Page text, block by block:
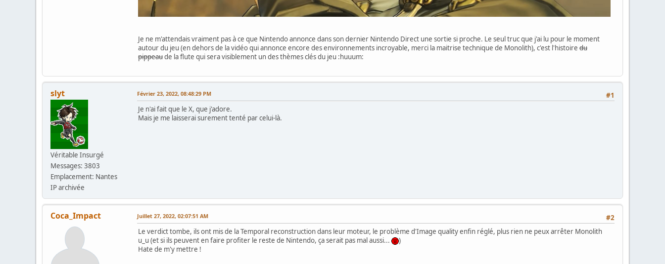
Je ne m'attendais vraiment pas à ce que Nintendo annonce dans son dernier Nintendo Direct une sortie si proche. Le seul truc que j'ai lu pour le moment
autour du jeu (en dehors de la vidéo qui annonce encore des environnements incroyable, merci la maitrise technique de Monolith), c'est l'histoire du
pippeaude la flute qui sera visiblement un des thèmes clés du jeu :huuum:
slyt
Véritable Insurgé
Messages: 3803
Emplacement: Nantes
IP archivée
#1
Février 23, 2022, 08:48:29 PM
Je n'ai fait que le X, que j'adore.
Mais je me laisserai surement tenté par celui-là.
Coca_Impact #2
Juillet 27, 2022, 02:07:51 AM
Le verdict tombe, ils ont mis de la Temporal reconstruction dans leur moteur, le problème d'Image quality enfin réglé, plus rien ne peux arrêter Monolith
u_u (et si ils peuvent en faire profiter le reste de Nintendo, ça serait pas mal aussi...
)
Hate de m'y mettre !